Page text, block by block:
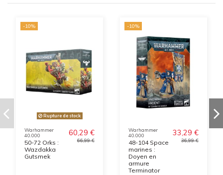
-10%
Rupture de stock
Warhammer
40.000
50-72 Orks :
Wazdakka
Gutsmek
60,29 €
66,99 €
-10%
Warhammer
40.000
48-104 Space
marines :
Doyen en
armure
Terminator
33,29 €
36,99 €